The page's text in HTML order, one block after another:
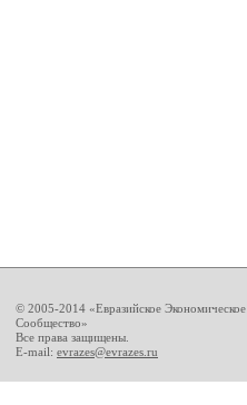
© 2005-2014 «Евразийское Экономическое
Сообщество»
Все права защищены.
E-mail: evrazes@evrazes.ru